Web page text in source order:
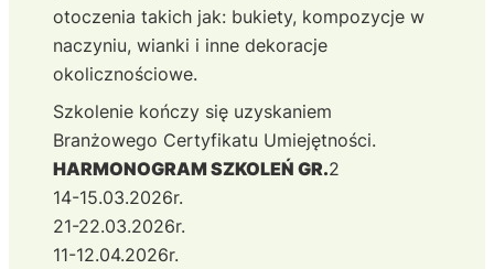
otoczenia takich jak: bukiety, kompozycje w
naczyniu, wianki i inne dekoracje
okolicznościowe.
Szkolenie kończy się uzyskaniem
Branżowego Certyfikatu Umiejętności.
HARMONOGRAM SZKOLEŃ GR.2
14-15.03.2026r.
21-22.03.2026r.
11-12.04.2026r.